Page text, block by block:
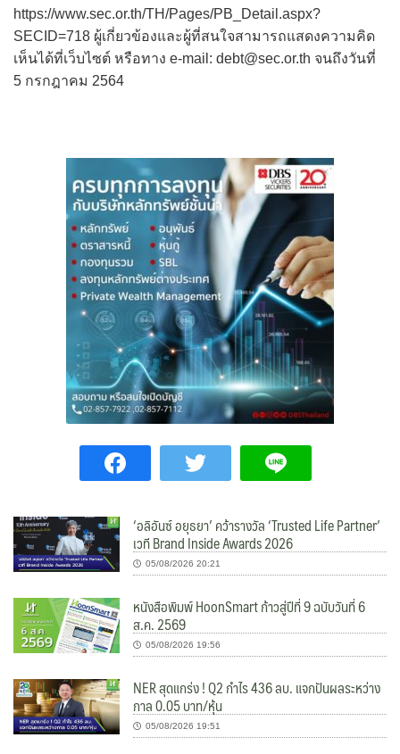
https://www.sec.or.th/TH/Pages/PB_Detail.aspx?
SECID=718 ผู้เกี่ยวข้องและผู้ที่สนใจสามารถแสดงความคิด
เห็นได้ที่เว็บไซต์ หรือทาง e-mail: debt@sec.or.th จนถึงวันที่
5 กรกฎาคม 2564
‘อลิอันซ์ อยุธยา’ คว้ารางวัล ‘Trusted Life Partner’
เวที Brand Inside Awards 2026
05/08/2026 20:21
หนังสือพิมพ์ HoonSmart ก้าวสู่ปีที่ 9 ฉบับวันที่ 6
ส.ค. 2569
05/08/2026 19:56
NER สุดแกร่ง ! Q2 กำไร 436 ลบ. แจกปันผลระหว่าง
กาล 0.05 บาท/หุ้น
05/08/2026 19:51